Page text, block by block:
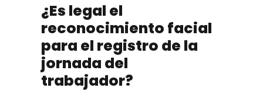
¿Es legal el
reconocimiento facial
para el registro de la
jornada del
trabajador?